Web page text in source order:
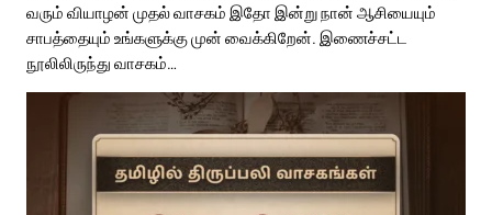
வரும் வியாழன் முதல் வாசகம் இதோ இன்று நான் ஆசியையும்
சாபத்தையும் உங்களுக்கு முன் வைக்கிறேன். இணைச்சட்ட
நூலிலிருந்து வாசகம்…